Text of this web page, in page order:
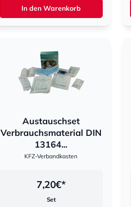
In den Warenkorb
Austauschset
Verbrauchsmaterial DIN
13164...
KFZ-Verbandkasten
7,20€*
Set